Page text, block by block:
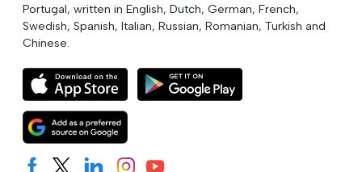
Portugal, written in English, Dutch, German, French,
Swedish, Spanish, Italian, Russian, Romanian, Turkish and
Chinese.